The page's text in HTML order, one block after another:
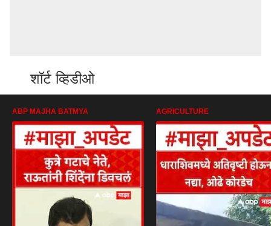
शॉर्ट व्हिडीओ
ABP MAJHA BATMYA AGRICULTURE